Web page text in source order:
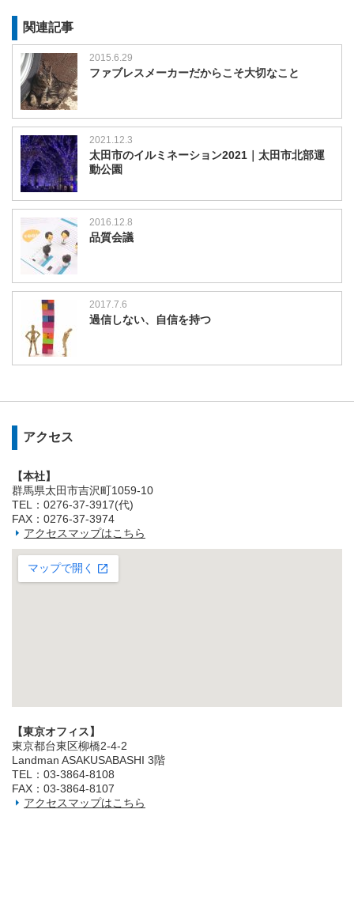
関連記事
2015.6.29
ファブレスメーカーだからこそ大切なこと
2021.12.3
太田市のイルミネーション2021｜太田市北部運
動公園
2016.12.8
品質会議
2017.7.6
過信しない、自信を持つ
アクセス
【本社】
群馬県太田市吉沢町1059-10
TEL：0276-37-3917(代)
FAX：0276-37-3974
アクセスマップはこちら
【東京オフィス】
東京都台東区柳橋2‐4‐2
Landman ASAKUSABASHI 3階
TEL：03‐3864‐8108
FAX：03‐3864‐8107
アクセスマップはこちら